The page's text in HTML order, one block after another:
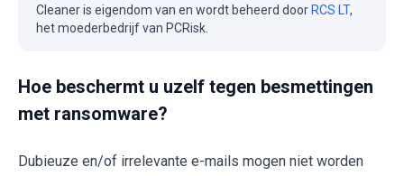
Cleaner is eigendom van en wordt beheerd doorRCS LT,
het moederbedrijf van PCRisk.
Hoe beschermt u uzelf tegen besmettingen
met ransomware?
Dubieuze en/of irrelevante e-mails mogen niet worden